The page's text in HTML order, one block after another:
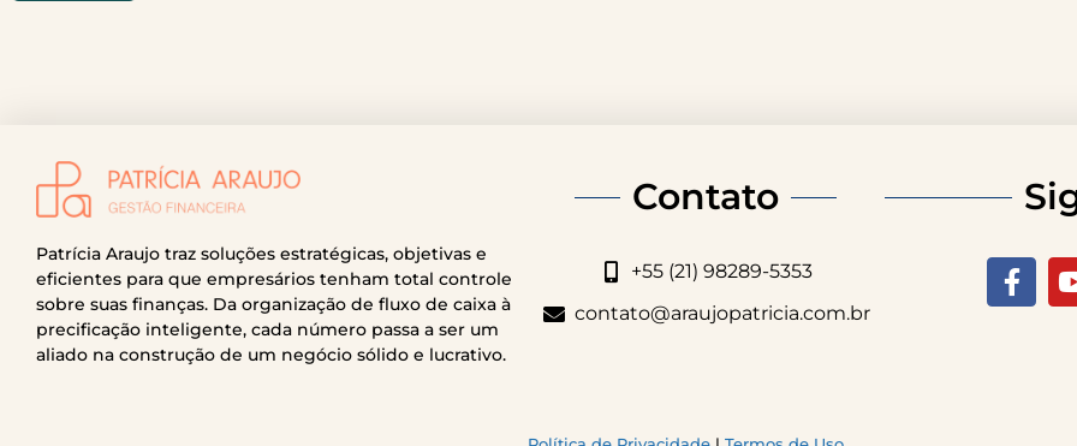
Patrícia Araujo traz soluções estratégicas, objetivas e
eficientes para que empresários tenham total controle
sobre suas finanças. Da organização de fluxo de caixa à
precificação inteligente, cada número passa a ser um
aliado na construção de um negócio sólido e lucrativo.
Contato
+55 (21) 98289-5353
contato@araujopatricia.com.br